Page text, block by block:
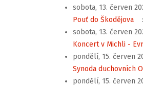
sobota, 13. červen
Pouť do Škodějova
sobota, 13. červen
Koncert v Michli -
pondělí, 15. červen
Synoda duchovních
pondělí, 15. červen